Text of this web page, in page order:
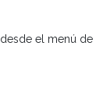
el menú de